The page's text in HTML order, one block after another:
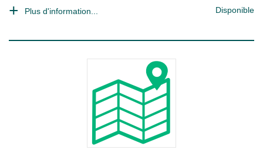
Plus d'information... Disponible